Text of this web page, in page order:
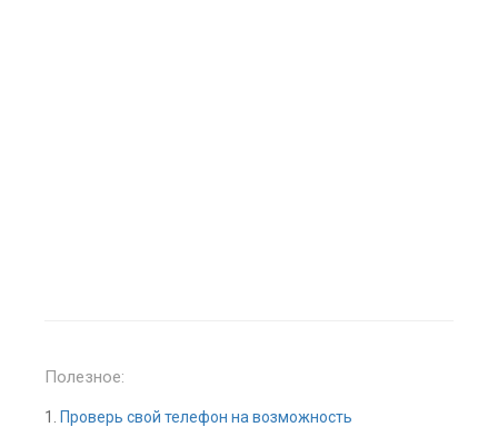
Полезное:
1.
Проверь свой телефон на возможность